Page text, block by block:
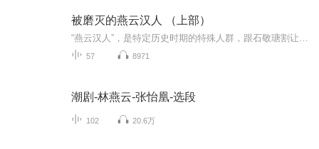
被磨灭的燕云汉人 （上部）
57 8971
潮剧-林燕云-张怡凰-选段
102 20.6万